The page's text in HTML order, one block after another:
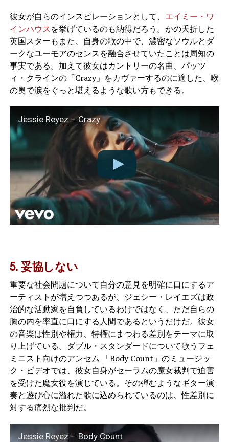
彼女が自らのインスピレーションとして、 エイミー・ワ
インハウスを挙げているのも納得だろう。かの夭折した
英国スターもまた、自身の歌の中で、濃密なソウルとダ
ークなユーモアのセンスを融合させていたことは周知の
事実である。加えて彼女はカントリーの名曲、パッツ
ィ・クラインの「Crazy」をカヴァーするのに適した、喉
の奥で涙をぐっと堪えるような歌い方もできる。
Jessie Reyez – Crazy
5. 妥協しない
重要な社会問題について自分の意見を明確に口にするア
ーティストが増えつつあるが、ジェシー・レイエズは政
治的な活動家を自負しているわけではなく、ただ自らの
胸の内を率直に口にする人間であるというだけだ。彼女
の音楽は性別や権力、特権にまつわる差別をテーマに取
り上げている。ダブル・スタンダードについて歌うフェ
ミニスト向けのアンセム 「Body Count」のミュージッ
ク・ビデオでは、彼女自身がセーラムの魔女裁判で迫害
を受けた魔女役を演じている。その弾むようなギター演
奏と遊び心に溢れた歌に込められているのは、性差別に
対する痛烈な批判だ。
Jessie Reyez – Body Count